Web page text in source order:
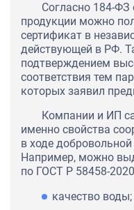
Согласно 184-
продукции можно
сертификат в
действующей в РФ.
подтверждением
соответствия тем
которых заявил
Компании и ИП
именно свойства
в ходе
Например, можно
по ГОСТ Р 58458-
качество воды;